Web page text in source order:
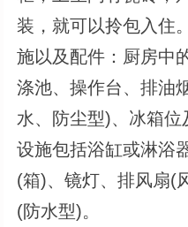
装，就可以拎包入住
施以及配件：厨房中
涤池、操作台、排油
水、防尘型)、冰箱
设施包括浴缸或淋浴
(箱)、镜灯、排风扇(
(防水型)。